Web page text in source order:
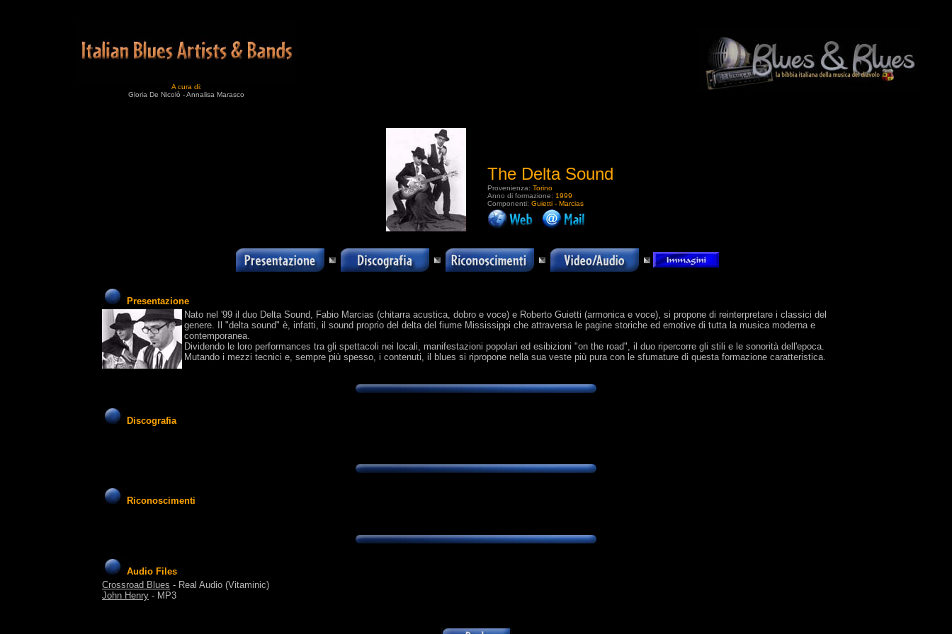
A cura di:
Gloria De Nicolò - Annalisa Marasco
The Delta Sound
Provenienza: Torino
Anno di formazione: 1999
Componenti: Guietti - Marcias
.
Presentazione
Nato nel '99 il duo Delta Sound, Fabio Marcias (chitarra acustica, dobro e voce) e Roberto Guietti (armonica e voce), si propone di reinterpretare i classici del
genere. Il "delta sound" è, infatti, il sound proprio del delta del fiume Mississippi che attraversa le pagine storiche ed emotive di tutta la musica moderna e
contemporanea.
Dividendo le loro performances tra gli spettacoli nei locali, manifestazioni popolari ed esibizioni "on the road", il duo ripercorre gli stili e le sonorità dell'epoca.
Mutando i mezzi tecnici e, sempre più spesso, i contenuti, il blues si ripropone nella sua veste più pura con le sfumature di questa formazione caratteristica.
Discografia
Riconoscimenti
Audio Files
Crossroad Blues - Real Audio (Vitaminic)
John Henry - MP3